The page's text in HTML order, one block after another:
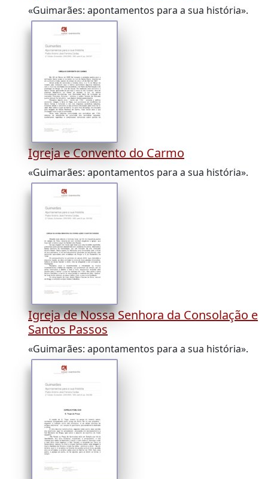
«Guimarães: apontamentos para a sua história».
Igreja e Convento do Carmo
«Guimarães: apontamentos para a sua história».
Igreja de Nossa Senhora da Consolação e
Santos Passos
«Guimarães: apontamentos para a sua história».